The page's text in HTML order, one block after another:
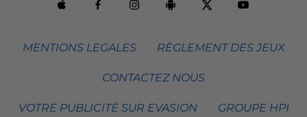
MENTIONS LEGALES RÈGLEMENT DES JEUX
CONTACTEZ NOUS
VOTRE PUBLICITÉ SUR EVASION GROUPE HPI